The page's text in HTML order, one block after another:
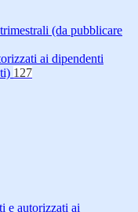
(da pubblicare
ai dipendenti
127
e autorizzati ai